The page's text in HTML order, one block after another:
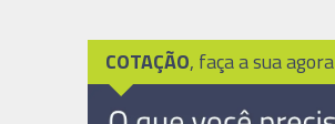
COTAÇÃO, faça a sua agora